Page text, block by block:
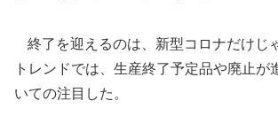
終了を迎えるのは、新型コロナだけじ
トレンドでは、生産終了予定品や廃止が
いての注目した。